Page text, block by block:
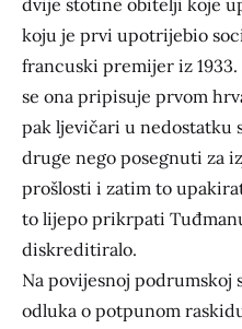
dvije stotine obitelji koje
koju je prvi upotrijebio
francuski premijer iz
se ona pripisuje prvom
pak ljevičari u nedostatku
druge nego posegnuti za
prošlosti i zatim to
to lijepo prikrpati
diskreditiralo.
Na povijesnoj podrumskoj
odluka o potpunom